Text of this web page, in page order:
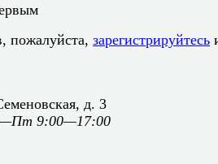
пожалуйста, зарегистрируйтесь
д. 3
9:00—17:00